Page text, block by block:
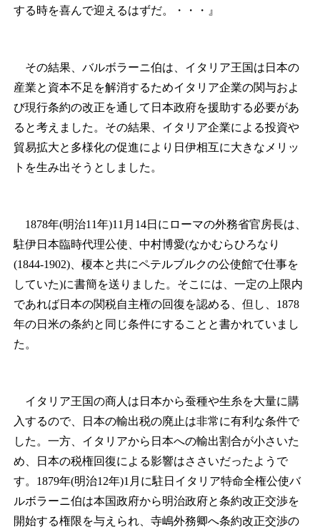
する時を喜んで迎えるはずだ。・・・』
その結果、バルボラーニ伯は、イタリア王国は日本の
産業と資本不足を解消するためイタリア企業の関与およ
び現行条約の改正を通して日本政府を援助する必要があ
ると考えました。その結果、イタリア企業による投資や
貿易拡大と多様化の促進により日伊相互に大きなメリッ
トを生み出そうとしました。
1878年(明治11年)11月14日にローマの外務省官房長は、
駐伊日本臨時代理公使、中村博愛(なかむらひろなり
(1844‐1902)、榎本と共にペテルブルクの公使館で仕事を
していた)に書簡を送りました。そこには、一定の上限内
であれば日本の関税自主権の回復を認める、但し、1878
年の日米の条約と同じ条件にすることと書かれていまし
た。
イタリア王国の商人は日本から蚕種や生糸を大量に購
入するので、日本の輸出税の廃止は非常に有利な条件で
した。一方、イタリアから日本への輸出割合が小さいた
め、日本の税権回復による影響はささいだったようで
す。1879年(明治12年)1月に駐日イタリア特命全権公使バ
ルボラーニ伯は本国政府から明治政府と条約改正交渉を
開始する権限を与えられ、寺嶋外務卿へ条約改正交渉の